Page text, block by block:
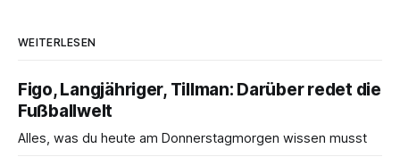
WEITERLESEN
Figo, Langjähriger, Tillman: Darüber redet die
Fußballwelt
Alles, was du heute am Donnerstagmorgen wissen musst